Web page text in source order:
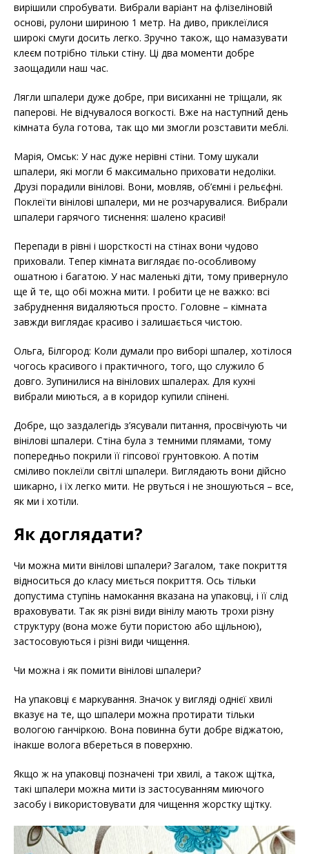
вирішили спробувати. Вибрали варіант на флізеліновій
основі, рулони шириною 1 метр. На диво, приклеїлися
широкі смуги досить легко. Зручно також, що намазувати
клеєм потрібно тільки стіну. Ці два моменти добре
заощадили наш час.
Лягли шпалери дуже добре, при висиханні не тріщали, як
паперові. Не відчувалося вогкості. Вже на наступний день
кімната була готова, так що ми змогли розставити меблі.
Марія, Омськ: У нас дуже нерівні стіни. Тому шукали
шпалери, які могли б максимально приховати недоліки.
Друзі порадили вінілові. Вони, мовляв, об’ємні і рельєфні.
Поклеїти вінілові шпалери, ми не розчарувалися. Вибрали
шпалери гарячого тиснення: шалено красиві!
Перепади в рівні і шорсткості на стінах вони чудово
приховали. Тепер кімната виглядає по-особливому
ошатною і багатою. У нас маленькі діти, тому привернуло
ще й те, що обі можна мити. І робити це не важко: всі
забруднення видаляються просто. Головне – кімната
завжди виглядає красиво і залишається чистою.
Ольга, Білгород: Коли думали про виборі шпалер, хотілося
чогось красивого і практичного, того, що служило б
довго. Зупинилися на вінілових шпалерах. Для кухні
вибрали миються, а в коридор купили спінені.
Добре, що заздалегідь з’ясували питання, просвічують чи
вінілові шпалери. Стіна була з темними плямами, тому
попередньо покрили її гіпсової грунтовкою. А потім
сміливо поклеїли світлі шпалери. Виглядають вони дійсно
шикарно, і їх легко мити. Не рвуться і не зношуються – все,
як ми і хотіли.
Як доглядати?
Чи можна мити вінілові шпалери? Загалом, таке покриття
відноситься до класу миється покриття. Ось тільки
допустима ступінь намокання вказана на упаковці, і її слід
враховувати. Так як різні види вінілу мають трохи різну
структуру (вона може бути пористою або щільною),
застосовуються і різні види чищення.
Чи можна і як помити вінілові шпалери?
На упаковці є маркування. Значок у вигляді однієї хвилі
вказує на те, що шпалери можна протирати тільки
вологою ганчіркою. Вона повинна бути добре віджатою,
інакше волога вбереться в поверхню.
Якщо ж на упаковці позначені три хвилі, а також щітка,
такі шпалери можна мити із застосуванням миючого
засобу і використовувати для чищення жорстку щітку.